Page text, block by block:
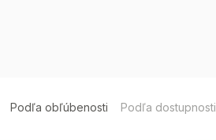
Podľa obľúbenosti Podľa dostupnosti